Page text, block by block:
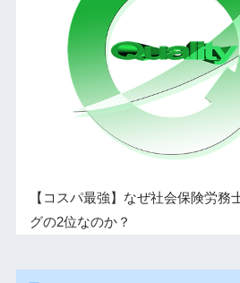
【コスパ最強】なぜ社会保険労務
グの2位なのか？